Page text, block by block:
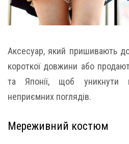
Аксесуар, який пришивають
короткої довжини або
та Японії, щоб уникнути
неприємних поглядів.
Мереживний костюм